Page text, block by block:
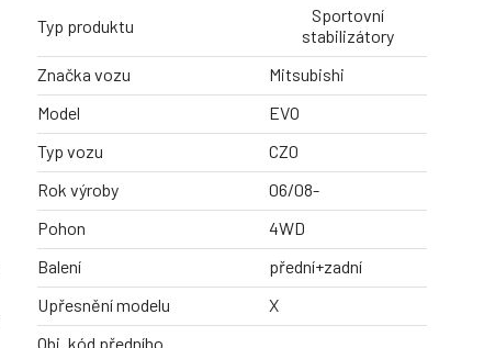
Typ produktu
Sportovní
stabilizátory
Značka vozu
Mitsubishi
Model
EVO
Typ vozu
CZ0
Rok výroby
06/08-
Pohon
4WD
Balení
přední+zadní
Upřesnění modelu
X
Obj. kód předního